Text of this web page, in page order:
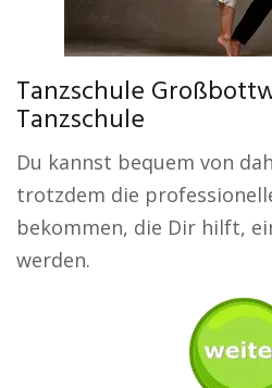
Tanzschule
Tanzschule
Du kannst bequem von
trotzdem die
bekommen, die Dir hilft,
werden.